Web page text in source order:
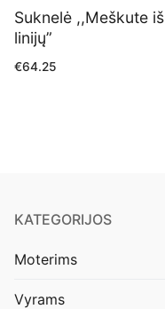
Suknelė ,,Meškute iš
linijų”
€64.25
KATEGORIJOS
Moterims
Vyrams